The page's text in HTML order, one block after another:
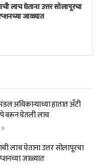
लाच घेताना उत्तर सोलापूरचा
जाळ्यात
अधिकाऱ्याच्या हातात अँटी
वरून घेतली लाच
0
लाच घेताना उत्तर सोलापूरचा
जाळ्यात